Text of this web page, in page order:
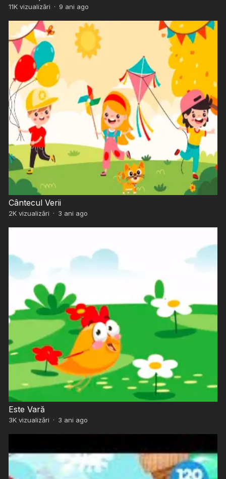
11Kvizualizări · 9 ani ago
Cântecul Verii
2Kvizualizări · 3 ani ago
Este Vară
3Kvizualizări · 3 ani ago